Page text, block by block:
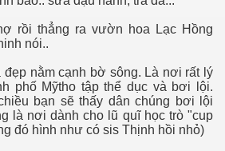
rồi thẳng ra vườn hoa Lạc Hồng
nói..
nằm cạnh bờ sông. Là nơi rất lý
phố Mỹtho tập thể dục và bơi lội.
bạn sẽ thấy dân chúng bơi lội
là nơi dành cho lũ quĩ học trò "cup
đó hình như có sis Thịnh hồi nhỏ)